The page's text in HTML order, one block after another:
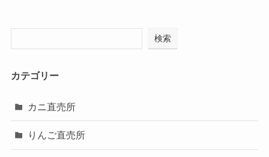
検索
カテゴリー
カニ直売所
りんご直売所